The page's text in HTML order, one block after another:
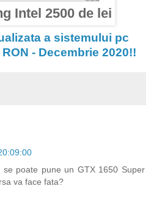
Intel 2500 de lei
a sistemului pc
- Decembrie 2020!!
se poate pune un GTX 1650 Super
va face fata?